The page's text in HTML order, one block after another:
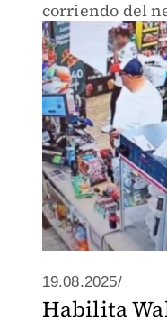
corriendo del
19.08.2025/
Habilita